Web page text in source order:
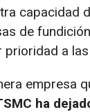
capacidad
de
a
empresa
ha